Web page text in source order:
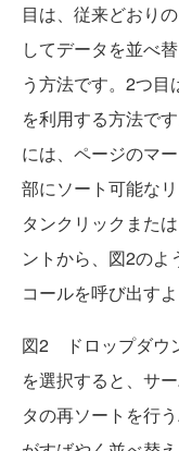
目は、従来どおり
してデータを並べ
う方法です。2つ
を利用する方法で
には、ページのマ
部にソート可能な
タンクリックまた
ントから、図2の
コールを呼び出すよ
図2 ドロップダウ
を選択すると、サ
タの再ソートを行